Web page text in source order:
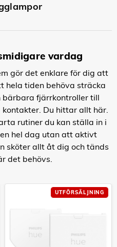
vardag
gör det enklare för dig att
hela tiden behöva sträcka
bärbara fjärrkontroller till
Du hittar allt här.
rutiner du kan ställa in i
hel dag utan att aktivt
sköter allt åt dig och tänds
det behövs.
UTFÖRSÄLJNING